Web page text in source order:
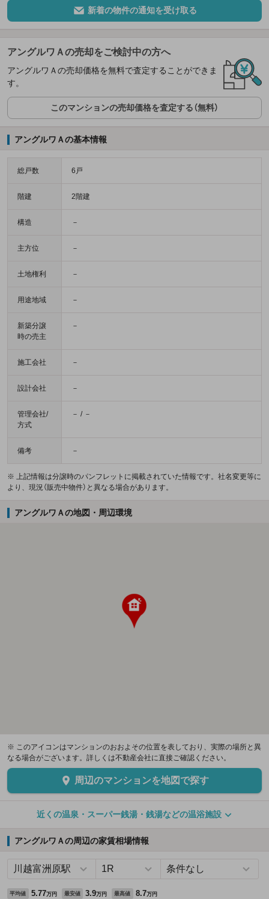
新着の物件の通知を受け取る
アングルワＡの売却をご検討中の方へ
アングルワＡの売却価格を無料で査定することができま
す。
このマンションの売却価格を査定する（無料）
アングルワＡの基本情報
総戸数 6戸
階建 2階建
構造 －
主方位 －
土地権利 －
用途地域 －
新築分譲
時の売主
－
施工会社 －
設計会社 －
管理会社/
方式
－ / －
備考 －
※ 上記情報は分譲時のパンフレットに掲載されていた情報です。社名変更等に
より、現況（販売中物件）と異なる場合があります。
アングルワＡの地図・周辺環境
※ このアイコンはマンションのおおよその位置を表しており、実際の場所と異
なる場合がございます。詳しくは不動産会社に直接ご確認ください。
周辺のマンションを地図で探す
近くの温泉・スーパー銭湯・銭湯などの温浴施設
アングルワＡの周辺の家賃相場情報
平均値 5.77万円 最安値 3.9万円 最高値 8.7万円